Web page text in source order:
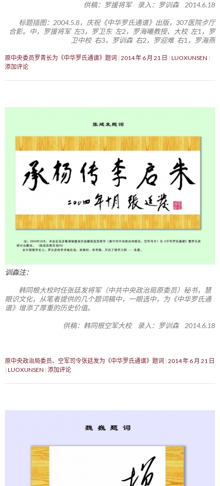
供稿：罗援将军 录入：罗训森 2014.6.18
标题插图：2004.5.8，庆祝《中华罗氏通谱》出版，307医院歺厅
合影。中，罗援将军 左3，罗卫东 左2，罗海曦教授、大校 左1，罗
卫中校 右3，罗训森 右2，罗迎难 右1，罗海燕
原中央委员罗青长为《中华罗氏通谱》题词 2014 年 6 月 21 日
LUOXUNSEN
添加评论
训森注：
韩同根大校时任张廷发将军（中共中央政治局原委员）秘书，慧
眼识文化，从笔者提供的几个题词稿中，一眼选中，为《中华罗氏通
谱》增添了厚重的历史价值。
供稿：韩同根空军大校 录入：罗训森 2014.6.18
原中央政治局委员、空军司令张廷发为《中华罗氏通谱》题词 2014 年 6 月 21 日
LUOXUNSEN 添加评论